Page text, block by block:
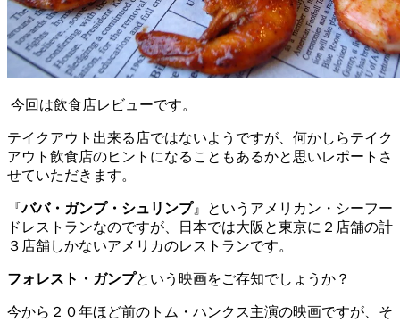
今回は飲食店レビューです。
テイクアウト出来る店ではないようですが、何かしらテイク
アウト飲食店のヒントになることもあるかと思いレポートさ
せていただきます。
『ババ・ガンプ・シュリンプ』というアメリカン・シーフー
ドレストランなのですが、日本では大阪と東京に２店舗の計
３店舗しかないアメリカのレストランです。
フォレスト・ガンプという映画をご存知でしょうか？
今から２０年ほど前のトム・ハンクス主演の映画ですが、そ